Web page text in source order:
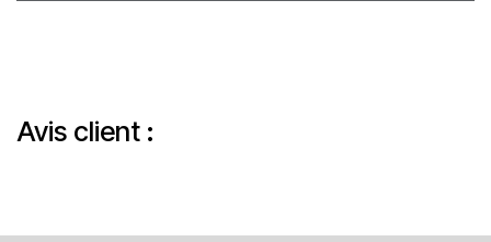
Avis client :